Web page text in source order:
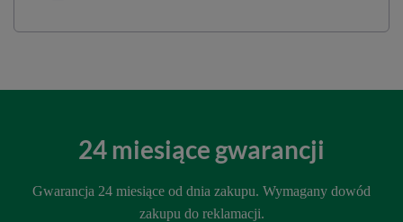
24 miesiące gwarancji
Gwarancja 24 miesiące od dnia zakupu. Wymagany dowód
zakupu do reklamacji.